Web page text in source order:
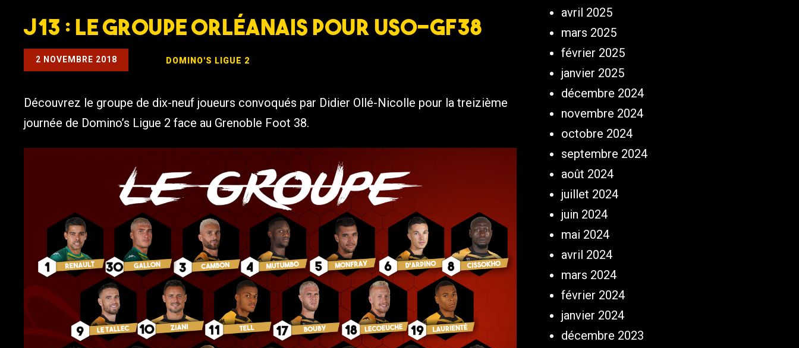
J13 : Le groupe orléanais pour USO-GF38
2 NOVEMBRE 2018 DOMINO'S LIGUE 2
Découvrez le groupe de dix-neuf joueurs convoqués par Didier Ollé-Nicolle pour la treizième
journée de Domino’s Ligue 2 face au Grenoble Foot 38.
avril 2025
mars 2025
février 2025
janvier 2025
décembre 2024
novembre 2024
octobre 2024
septembre 2024
août 2024
juillet 2024
juin 2024
mai 2024
avril 2024
mars 2024
février 2024
janvier 2024
décembre 2023